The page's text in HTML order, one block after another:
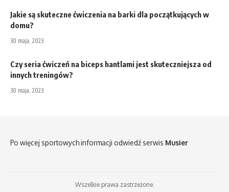
Jakie są skuteczne ćwiczenia na barki dla początkujących w
domu?
30 maja, 2023
Czy seria ćwiczeń na biceps hantlami jest skuteczniejsza od
innych treningów?
30 maja, 2023
Po więcej sportowych informacji odwiedź serwis Musier
Wszelkie prawa zastrzeżone.